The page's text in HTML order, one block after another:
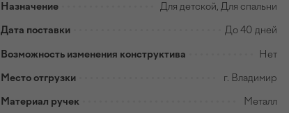
Назначение Для детской, Для спальни
Дата поставки До 40 дней
Возможность изменения конструктива Нет
Место отгрузки г. Владимир
Материал ручек Металл